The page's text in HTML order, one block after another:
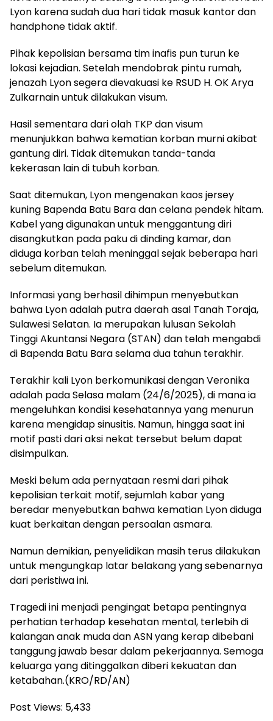
Lyon karena sudah dua hari tidak masuk kantor dan
handphone tidak aktif.
Pihak kepolisian bersama tim inafis pun turun ke
lokasi kejadian. Setelah mendobrak pintu rumah,
jenazah Lyon segera dievakuasi ke RSUD H. OK Arya
Zulkarnain untuk dilakukan visum.
Hasil sementara dari olah TKP dan visum
menunjukkan bahwa kematian korban murni akibat
gantung diri. Tidak ditemukan tanda-tanda
kekerasan lain di tubuh korban.
Saat ditemukan, Lyon mengenakan kaos jersey
kuning Bapenda Batu Bara dan celana pendek hitam.
Kabel yang digunakan untuk menggantung diri
disangkutkan pada paku di dinding kamar, dan
diduga korban telah meninggal sejak beberapa hari
sebelum ditemukan.
Informasi yang berhasil dihimpun menyebutkan
bahwa Lyon adalah putra daerah asal Tanah Toraja,
Sulawesi Selatan. Ia merupakan lulusan Sekolah
Tinggi Akuntansi Negara (STAN) dan telah mengabdi
di Bapenda Batu Bara selama dua tahun terakhir.
Terakhir kali Lyon berkomunikasi dengan Veronika
adalah pada Selasa malam (24/6/2025), di mana ia
mengeluhkan kondisi kesehatannya yang menurun
karena mengidap sinusitis. Namun, hingga saat ini
motif pasti dari aksi nekat tersebut belum dapat
disimpulkan.
Meski belum ada pernyataan resmi dari pihak
kepolisian terkait motif, sejumlah kabar yang
beredar menyebutkan bahwa kematian Lyon diduga
kuat berkaitan dengan persoalan asmara.
Namun demikian, penyelidikan masih terus dilakukan
untuk mengungkap latar belakang yang sebenarnya
dari peristiwa ini.
Tragedi ini menjadi pengingat betapa pentingnya
perhatian terhadap kesehatan mental, terlebih di
kalangan anak muda dan ASN yang kerap dibebani
tanggung jawab besar dalam pekerjaannya. Semoga
keluarga yang ditinggalkan diberi kekuatan dan
ketabahan.(KRO/RD/AN)
Post Views: 5,433